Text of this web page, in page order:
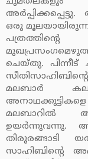
ഒരു
ചെയ്തു. പിന്നീട്
മലബാര്‍
മലബാറില്‍
ഉയര്‍ന്നുവന്നു.
തിരൂരങ്ങാടി
സാഹിബിന്റെ